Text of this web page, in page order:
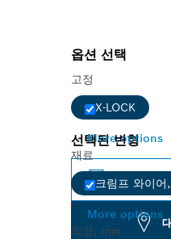
옵션 선택
고정
X-LOCK
More options
재료
크림프 와이어
More options
직경, mm
선택된 변형
구성 변경